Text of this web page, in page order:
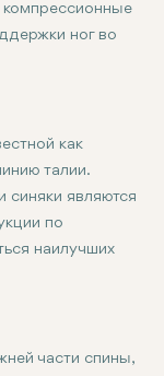
ног во
как
талии.
синяки являются
по
наилучших
части спины,